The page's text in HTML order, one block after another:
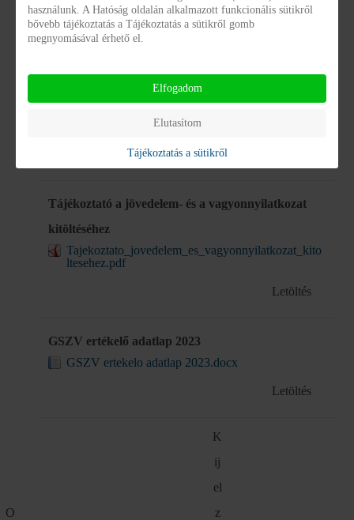
Jövedelemnyilatkozat (szerkeszthető formátum)
II_Jovedelemnyilatkozat.docx
Vagyonnyilatkozat (szerkeszthető formátum)
Vagyonnyilatkozat.doc
Tájékoztató a jövedelem- és a vagyonnyilatkozat
kitöltéséhez
Tajekoztato_jovedelem_es_vagyonnyilatkozat_kito
ltesehez.pdf
Letöltés
GSZV ertékelő adatlap 2023
GSZV ertekelo adatlap 2023.docx
Letöltés
O
K
ij
el
z
használunk. A Hatóság oldalán alkalmazott funkcionális sütikről
bővebb tájékoztatás a Tájékoztatás a sütikről gomb
megnyomásával érhető el.
Elfogadom
Elutasítom
Tájékoztatás a sütikről